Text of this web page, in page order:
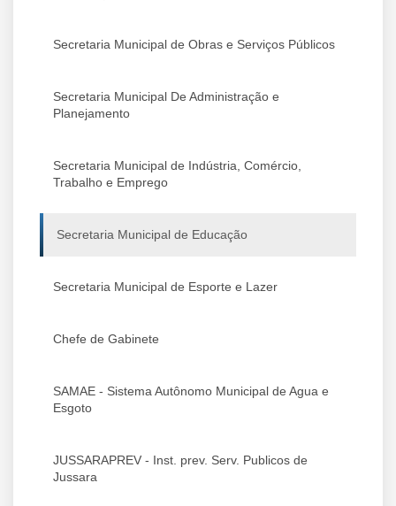
Secretaria Municipal de Obras e Serviços Públicos
Secretaria Municipal De Administração e
Planejamento
Secretaria Municipal de Indústria, Comércio,
Trabalho e Emprego
Secretaria Municipal de Educação
Secretaria Municipal de Esporte e Lazer
Chefe de Gabinete
SAMAE - Sistema Autônomo Municipal de Agua e
Esgoto
JUSSARAPREV - Inst. prev. Serv. Publicos de
Jussara